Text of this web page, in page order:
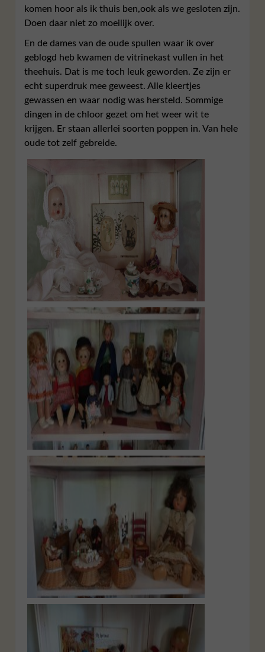
komen hoor als ik thuis ben,ook als we gesloten zijn.
Doen daar niet zo moeilijk over.
En de dames van de oude spullen waar ik over
geblogd heb kwamen de vitrinekast vullen in het
theehuis. Dat is me toch leuk geworden. Ze zijn er
echt superdruk mee geweest. Alle kleertjes
gewassen en waar nodig was hersteld. Sommige
dingen in de chloor gezet om het weer wit te
krijgen. Er staan allerlei soorten poppen in. Van hele
oude tot zelf gebreide.